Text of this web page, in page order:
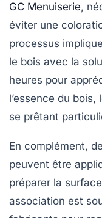
GC Menuiserie,
éviter une
processus
le bois avec la
heures pour
l’essence du
se prêtant
En complément,
peuvent être
préparer la
association est